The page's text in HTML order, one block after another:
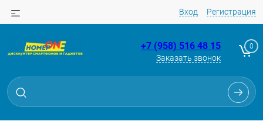
Вход Регистрация
+7 (958) 516 48 15
Заказать звонок
0